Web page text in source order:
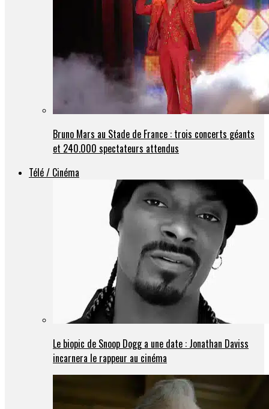
Bruno Mars au Stade de France : trois concerts géants
et 240.000 spectateurs attendus
Télé / Cinéma
Le biopic de Snoop Dogg a une date : Jonathan Daviss
incarnera le rappeur au cinéma